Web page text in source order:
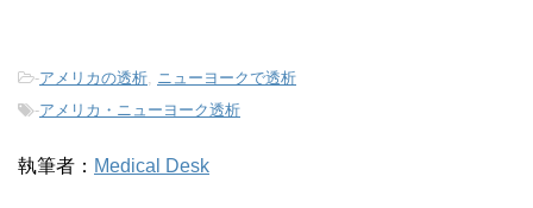
-アメリカの透析, ニューヨークで透析
-アメリカ・ニューヨーク透析
執筆者： Medical Desk